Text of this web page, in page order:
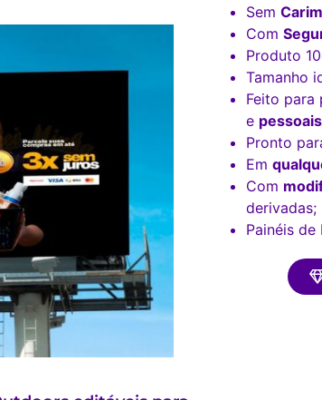
Sem
Com
Produto
Tamanho
Feito para
e
Pronto
Em
Com
derivadas;
Painéis de